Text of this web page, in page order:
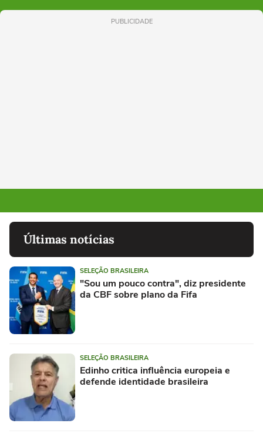
PUBLICIDADE
Últimas notícias
SELEÇÃO BRASILEIRA
"Sou um pouco contra", diz presidente
da CBF sobre plano da Fifa
SELEÇÃO BRASILEIRA
Edinho critica influência europeia e
defende identidade brasileira